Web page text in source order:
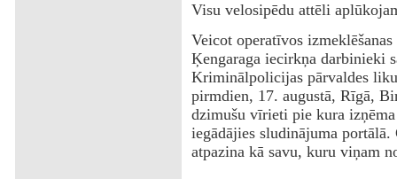
‌Visu velosipēdu attēli
Veicot operatīvos
Ķengaraga iecirkņa darbinieki
Kriminālpolicijas pārvaldes
pirmdien, 17. augustā, Rīgā,
dzimušu vīrieti pie kura
iegādājies sludinājuma
atpazina kā savu, kuru viņam